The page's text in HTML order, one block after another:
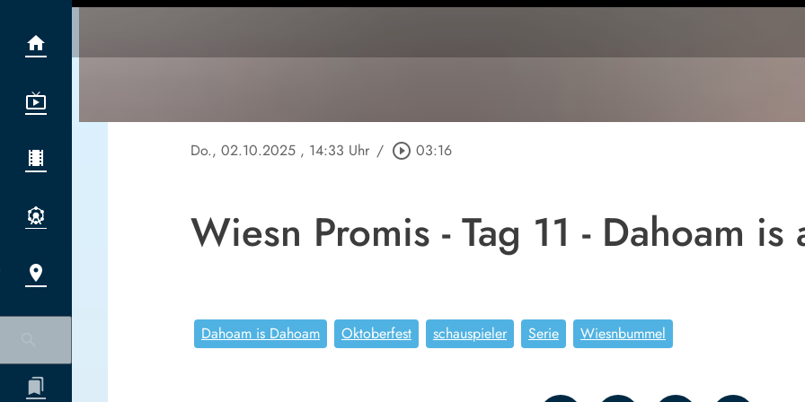
Do., 02.10.2025 , 14:33 Uhr / play_circle_outline 03:16
Wiesn Promis - Tag 11 - Dahoam
Dahoam is Dahoam Oktoberfest schauspieler Serie Wiesnbummel